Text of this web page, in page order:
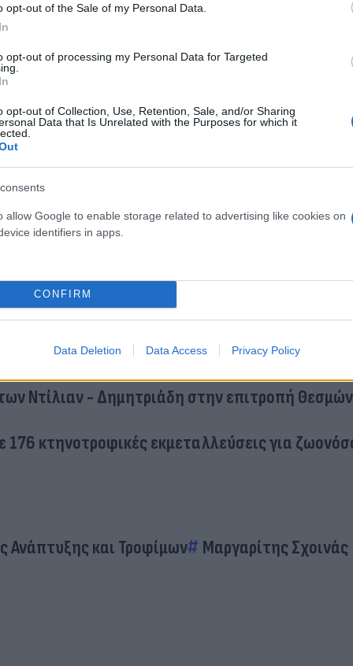
opt-out of the Sale of my Personal Data.
opt-out of processing my Personal Data for Targeted
opt-out of Collection, Use, Retention, Sale, and/or Sharing
Data that Is Unrelated with the Purposes for which it
allow Google to enable storage related to advertising like cookies on
identifiers in apps.
CONFIRM
Data Deletion Data Access Privacy Policy
να αποδεικνύει ότι είναι έντιμος. Να το
Flash.gr Google
Δημοσίου για παραχωρημένες αγροτικές
πτυχίο του Βαγγέλη Γιακουμάκη από τη
Ντίλιαν - Δημητριάδη στην επιτροπή Θεσμών
κτηνοτροφικές εκμεταλλεύσεις για
Ανάπτυξης και Τροφίμων
Μαργαρίτης Σχοινάς